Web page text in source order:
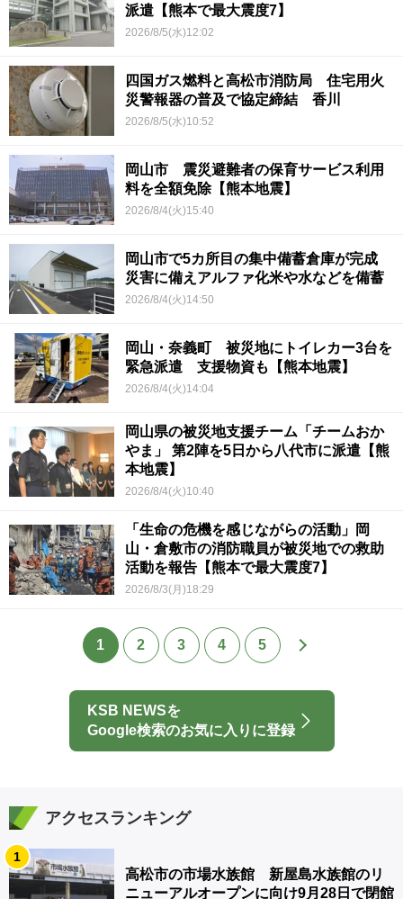
派遣【熊本で最大震度7】
2026/8/5(水)12:02
四国ガス燃料と高松市消防局 住宅用火
災警報器の普及で協定締結 香川
2026/8/5(水)10:52
岡山市 震災避難者の保育サービス利用
料を全額免除【熊本地震】
2026/8/4(火)15:40
岡山市で5カ所目の集中備蓄倉庫が完成
災害に備えアルファ化米や水などを備蓄
2026/8/4(火)14:50
岡山・奈義町 被災地にトイレカー3台を
緊急派遣 支援物資も【熊本地震】
2026/8/4(火)14:04
岡山県の被災地支援チーム「チームおか
やま」 第2陣を5日から八代市に派遣【熊
本地震】
2026/8/4(火)10:40
「生命の危機を感じながらの活動」岡
山・倉敷市の消防職員が被災地での救助
活動を報告【熊本で最大震度7】
2026/8/3(月)18:29
1 2 3 4 5
KSB NEWSを
Google検索のお気に入りに登録
アクセスランキング
1
高松市の市場水族館 新屋島水族館のリ
ニューアルオープンに向け9月28日で閉館